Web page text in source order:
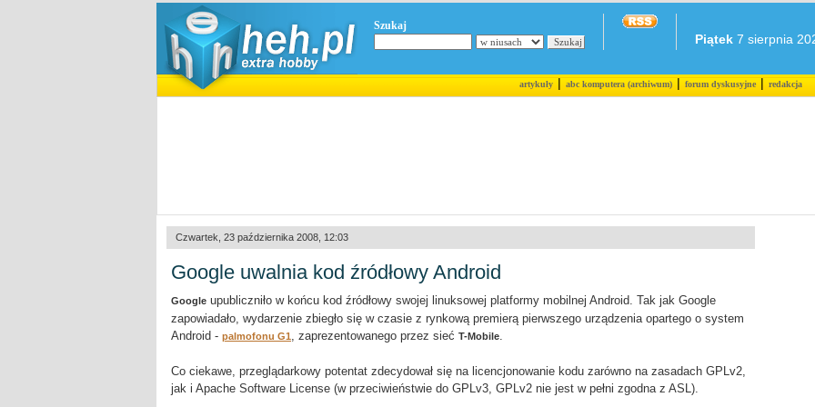
Szukaj
Piątek 7 sierpnia
artykuły|abc komputera (archiwum)|forum dyskusyjne|redakcja
Czwartek, 23 października 2008, 12:03
Google uwalnia kod źródłowy Android
Google upubliczniło w końcu kod źródłowy swojej linuksowej platformy mobilnej Android. Tak jak Google
zapowiadało, wydarzenie zbiegło się w czasie z rynkową premierą pierwszego urządzenia opartego o system
Android - palmofonu G1, zaprezentowanego przez sieć T-Mobile.
Co ciekawe, przeglądarkowy potentat zdecydował się na licencjonowanie kodu zarówno na zasadach GPLv2,
jak i Apache Software License (w przeciwieństwie do GPLv3, GPLv2 nie jest w pełni zgodna z ASL).